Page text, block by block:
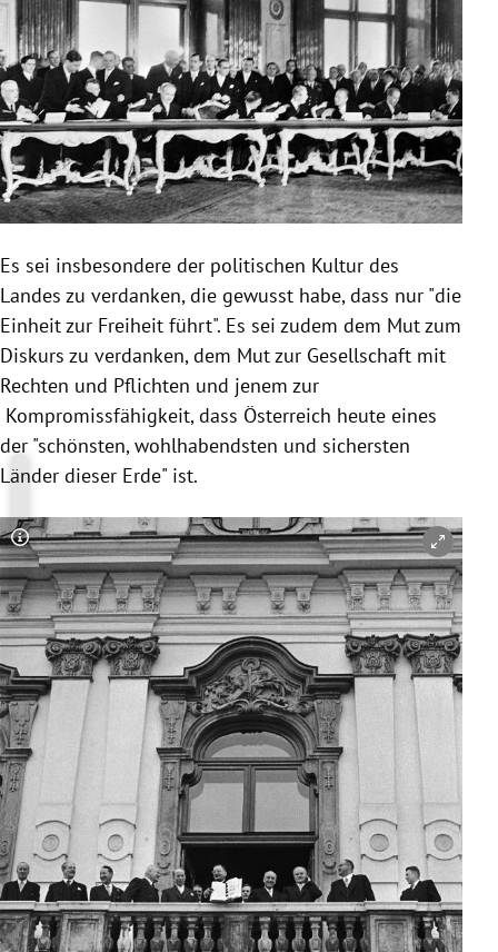
Es sei insbesondere der politischen Kultur des
Landes zu verdanken, die gewusst habe, dass nur "die
Einheit zur Freiheit führt". Es sei zudem dem Mut zum
Diskurs zu verdanken, dem Mut zur Gesellschaft mit
Rechten und Pflichten und jenem zur
Kompromissfähigkeit, dass Österreich heute eines
der "schönsten, wohlhabendsten und sichersten
Länder dieser Erde" ist.
Copyright-Hinweis öffnen/schließen